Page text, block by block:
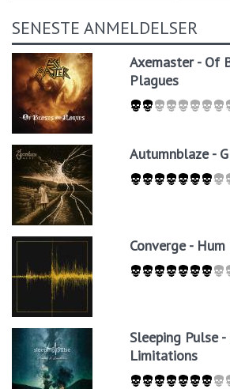
SENESTE ANMELDELSER
Axemaster - Of
Plagues
Autumnblaze -
Converge -
Sleeping Pulse
Limitations